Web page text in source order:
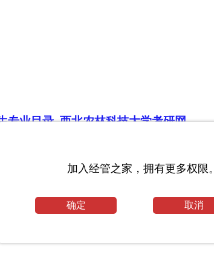
专业目录_西北农林科技大学考研网
业目录_河南科技大学考研网
毕业论文
信息_浙江大学考研网
加入经管之家，拥有更多权限。
确定 取消